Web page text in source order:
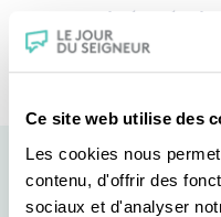
Ce site web utilise des
Les cookies nous
contenu, d'offrir des
sociaux et d'analyser
Une matinée
Ganne